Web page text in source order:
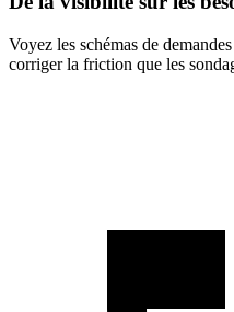
Voyez les schémas de
corriger la friction que les